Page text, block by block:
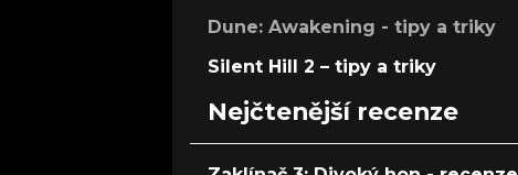
Dune: Awakening - tipy a triky
Silent Hill 2 – tipy a triky
Nejčtenější recenze